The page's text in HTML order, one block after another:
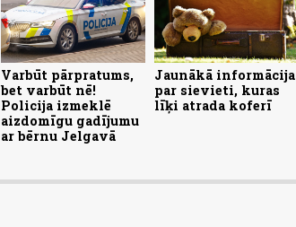
Varbūt pārpratums,
bet varbūt nē!
Policija izmeklē
aizdomīgu gadījumu
ar bērnu Jelgavā
Jaunākā informācija
par sievieti, kuras
līķi atrada koferī